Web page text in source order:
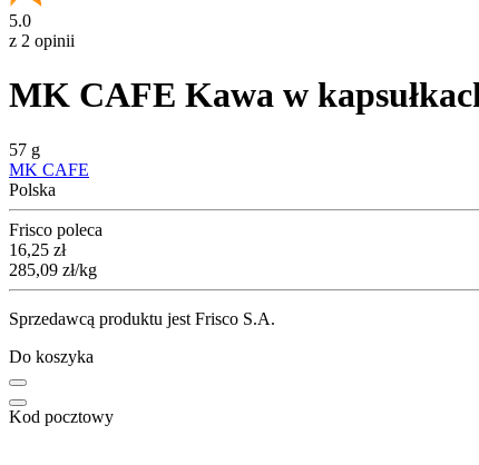
5.0
z 2 opinii
MK CAFE Kawa w
57 g
MK CAFE
Polska
Frisco poleca
Cena
16,25 zł
285,09 zł/kg
Sprzedawcą produktu jest Frisco S.A.
Do koszyka
Kod pocztowy